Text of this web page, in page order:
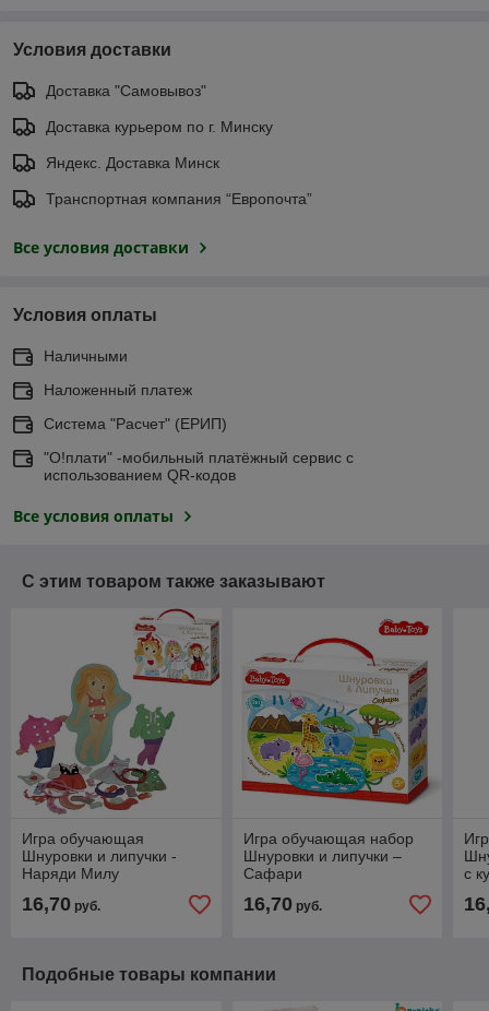
Условия доставки
Доставка "Самовывоз"
Доставка курьером по г. Минску
Яндекс. Доставка Минск
Транспортная компания “Европочта”
Все условия доставки
Условия оплаты
Наличными
Наложенный платеж
Система "Расчет" (ЕРИП)
"О!плати" -мобильный платёжный сервис с
использованием QR-кодов
Все условия оплаты
С этим товаром также заказывают
Игра обучающая
Шнуровки и липучки -
Наряди Милу
16,70 руб.
Игра обучающая набор
Шнуровки и липучки –
Сафари
16,70руб.
с
Подобные товары компании